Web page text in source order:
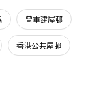
曾重建屋邨
香港公共屋邨